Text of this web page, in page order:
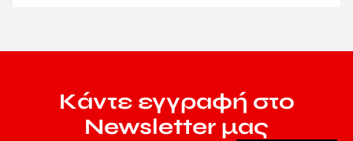
Κάντε εγγραφή στο
Newsletter μας